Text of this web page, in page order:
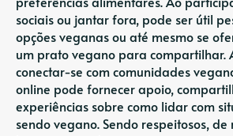
sociais ou jantar fora, pode ser útil
opções veganas ou até mesmo se
um prato vegano para compartilhar.
conectar-se com comunidades
online pode fornecer apoio,
experiências sobre como lidar com
sendo vegano. Sendo respeitosos,